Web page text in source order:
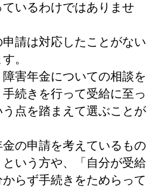
いるわけではありませ
請は対応したことがない
。
害年金についての相談を
続きを行って受給に至っ
点を踏まえて選ぶことが
の申請を考えているもの
いう方や、「自分が受給
らず手続きをためらって